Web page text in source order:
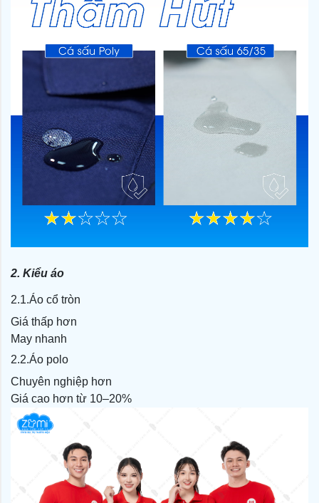
2. Kiểu áo
2.1.Áo cổ tròn
Giá thấp hơn
May nhanh
2.2.Áo polo
Chuyên nghiệp hơn
Giá cao hơn từ 10–20%